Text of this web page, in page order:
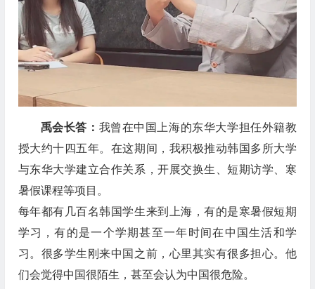
禹会长答： 我曾在中国上海的东华大学担任外籍教
授大约十四五年。在这期间，我积极推动韩国多所大学
与东华大学建立合作关系，开展交换生、短期访学、寒
暑假课程等项目。
每年都有几百名韩国学生来到上海，有的是寒暑假短期
学习，有的是一个学期甚至一年时间在中国生活和学
习。很多学生刚来中国之前，心里其实有很多担心。他
们会觉得中国很陌生，甚至会认为中国很危险。